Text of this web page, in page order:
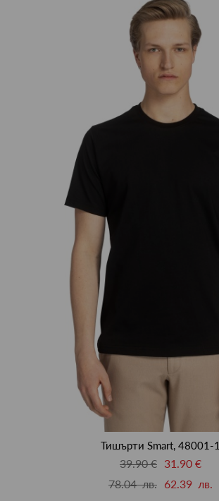
Тишърти Smart, 48001-1
39.90 € 31.90 €
78.04 лв. 62.39 лв.